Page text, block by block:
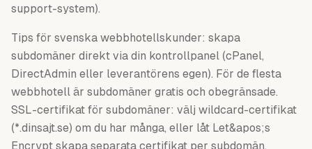
support-system).
Tips för svenska webbhotellskunder: skapa
subdomäner direkt via din kontrollpanel (cPanel,
DirectAdmin eller leverantörens egen). För de flesta
webbhotell är subdomäner gratis och obegränsade.
SSL-certifikat för subdomäner: välj wildcard-certifikat
(*.dinsajt.se) om du har många, eller låt Let&apos;s
Encrypt skapa separata certifikat per subdomän.